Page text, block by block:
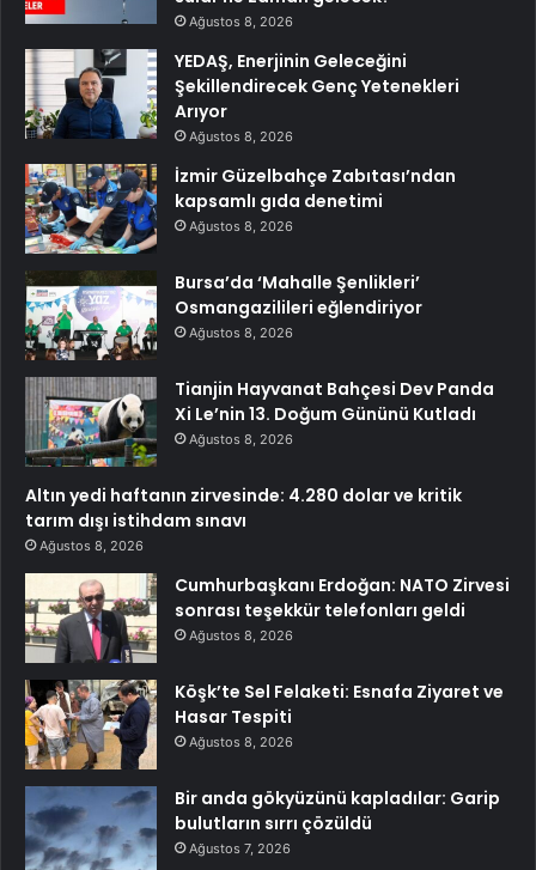
Ağustos 8, 2026
YEDAŞ, Enerjinin Geleceğini
Şekillendirecek Genç Yetenekleri
Arıyor
Ağustos 8, 2026
İzmir Güzelbahçe Zabıtası’ndan
kapsamlı gıda denetimi
Ağustos 8, 2026
Bursa’da ‘Mahalle Şenlikleri’
Osmangazilileri eğlendiriyor
Ağustos 8, 2026
Tianjin Hayvanat Bahçesi Dev Panda
Xi Le’nin 13. Doğum Gününü Kutladı
Ağustos 8, 2026
Altın yedi haftanın zirvesinde: 4.280 dolar ve kritik
tarım dışı istihdam sınavı
Ağustos 8, 2026
Cumhurbaşkanı Erdoğan: NATO Zirvesi
sonrası teşekkür telefonları geldi
Ağustos 8, 2026
Köşk’te Sel Felaketi: Esnafa Ziyaret ve
Hasar Tespiti
Ağustos 8, 2026
Bir anda gökyüzünü kapladılar: Garip
bulutların sırrı çözüldü
Ağustos 7, 2026